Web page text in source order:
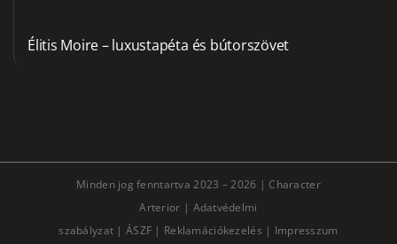
Élitis Moire – luxustapéta és bútorszövet
Minden jog fenntartva 2023 – 2026 | Character
Arterior | Adatvédelmi
szabályzat |ÁSZF | Reklamációkezelés | Impresszum